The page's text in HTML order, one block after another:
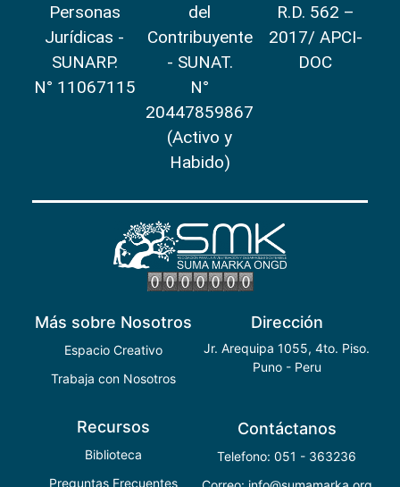
Personas
Jurídicas -
SUNARP.
N° 11067115
del
Contribuyente
- SUNAT.
N°
20447859867
(Activo y
Habido)
R.D. 562 –
2017/ APCI-
DOC
Dirección
Jr. Arequipa 1055, 4to. Piso.
Puno - Peru
Más sobre Nosotros
Espacio Creativo
Trabaja con Nosotros
Recursos
Biblioteca
Preguntas Frecuentes
Contáctanos
Telefono: 051 - 363236